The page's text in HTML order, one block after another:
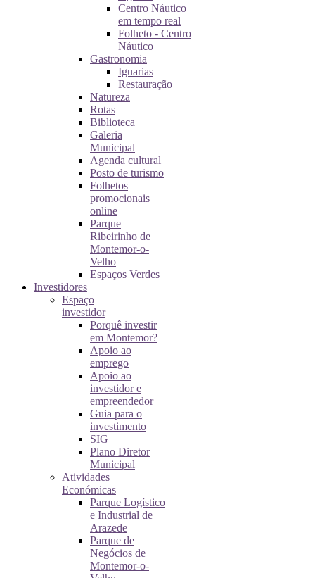
Centro Náutico
em tempo real
Folheto - Centro
Náutico
Gastronomia
Iguarias
Restauração
Natureza
Rotas
Biblioteca
Galeria
Municipal
Agenda cultural
Posto de turismo
Folhetos
promocionais
online
Parque
Ribeirinho de
Montemor-o-
Velho
Espaços Verdes
Investidores
Espaço
investidor
Porquê investir
em Montemor?
Apoio ao
emprego
Apoio ao
investidor e
empreendedor
Guia para o
investimento
SIG
Plano Diretor
Municipal
Atividades
Económicas
Parque Logístico
e Industrial de
Arazede
Parque de
Negócios de
Montemor-o-